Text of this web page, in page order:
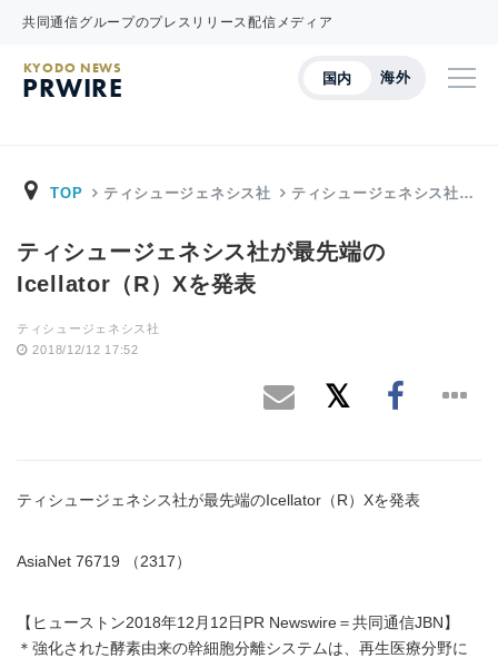
共同通信グループのプレスリリース配信メディア
国内 海外
KYODO NEWS
PRWIRE
TOP ティシュージェネシス社 ティシュージェネシス社…
ティシュージェネシス社が最先端の
Icellator（R）Xを発表
ティシュージェネシス社
2018/12/12 17:52
ティシュージェネシス社が最先端のIcellator（R）Xを発表
AsiaNet 76719 （2317）
【ヒューストン2018年12月12日PR Newswire＝共同通信JBN】
＊強化された酵素由来の幹細胞分離システムは、再生医療分野に